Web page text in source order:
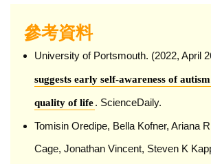
參考資料
University of Portsmouth. (2022, April
suggests early self-awareness of
quality of life. ScienceDaily.
Tomisin Oredipe, Bella Kofner, Ariana
Cage, Jonathan Vincent, Steven K